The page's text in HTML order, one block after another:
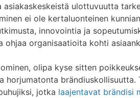
ulottuvuutta
ei ole kertaluonteinen
innovointia ja
ohjaa organisaatioita kohti
olipa kyse sitten
horjumatonta
jotka laajentavat brändisi